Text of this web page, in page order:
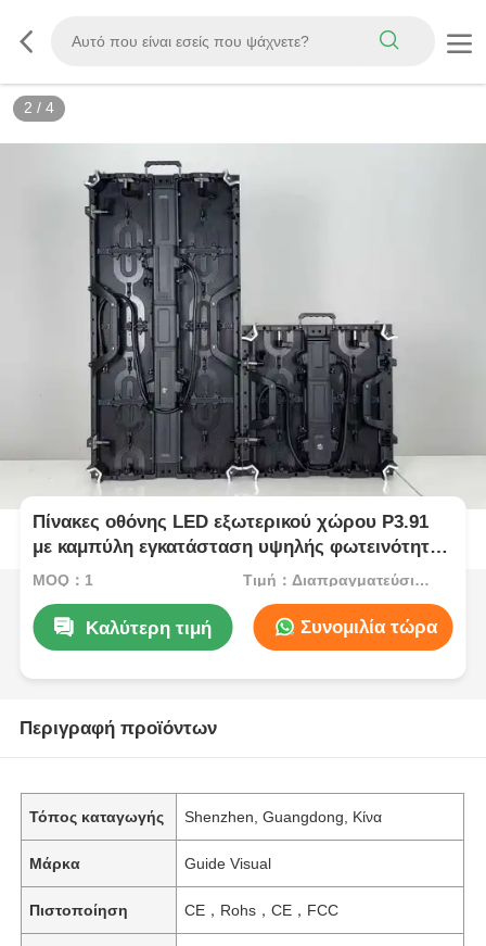
3 / 4
Πίνακες οθόνης LED εξωτερικού χώρου P3.91
με καμπύλη εγκατάσταση υψηλής φωτεινότητας
| Φορητή οθόνη LED & LED Wall για
MOQ：1 Τιμή：Διαπραγματεύσιμος
Καλύτερη τιμή Συνομιλία τώρα
Περιγραφή προϊόντων
Τόπος καταγωγής Shenzhen, Guangdong, Κίνα
Μάρκα Guide Visual
Πιστοποίηση CE，Rohs，CE，FCC